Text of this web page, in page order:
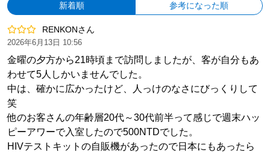
新着順 参考になった順
RENKONさん
2026年6月13日 10:56
金曜の夕方から21時頃まで訪問しましたが、客が自分もあ
わせて5人しかいませんでした。
中は、確かに広かったけど、人っけのなさにびっくりして
笑
他のお客さんの年齢層20代～30代前半って感じで週末ハッ
ピーアワーで入室したので500NTDでした。
HIVテストキットの自販機があったので日本にもあったら